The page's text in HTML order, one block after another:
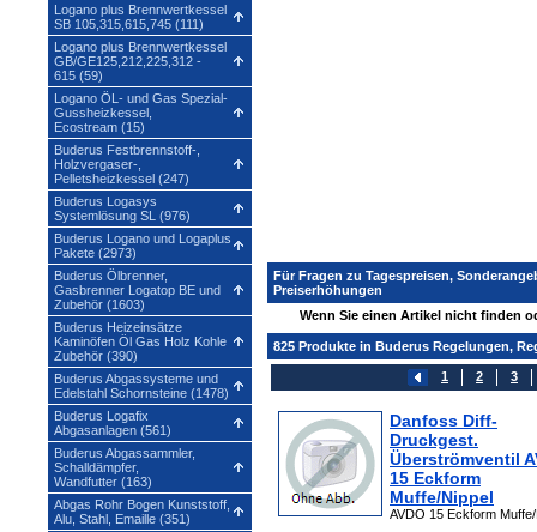
Logano plus Brennwertkessel
SB 105,315,615,745 (111)
Logano plus Brennwertkessel
GB/GE125,212,225,312 -
615 (59)
Logano ÖL- und Gas Spezial-
Gussheizkessel,
Ecostream (15)
Buderus Festbrennstoff-,
Holzvergaser-,
Pelletsheizkessel (247)
Buderus Logasys
Systemlösung SL (976)
Buderus Logano und Logaplus
Pakete (2973)
Buderus Ölbrenner,
Gasbrenner Logatop BE und
Zubehör (1603)
Buderus Heizeinsätze
Kaminöfen Öl Gas Holz Kohle
Zubehör (390)
Buderus Abgassysteme und
Edelstahl Schornsteine (1478)
Buderus Logafix
Abgasanlagen (561)
Buderus Abgassammler,
Schalldämpfer,
Wandfutter (163)
Abgas Rohr Bogen Kunststoff,
Alu, Stahl, Emaille (351)
Für Fragen zu Tagespreisen,
Preiserhöhungen
Wenn Sie einen Artikel nicht finden
825 Produkte in Buderus Regelungen,
1 2 3
Danfoss Diff-
Druckgest.
Überströmventil
15 Eckform
Muffe/Nippel
AVDO 15 Eckform